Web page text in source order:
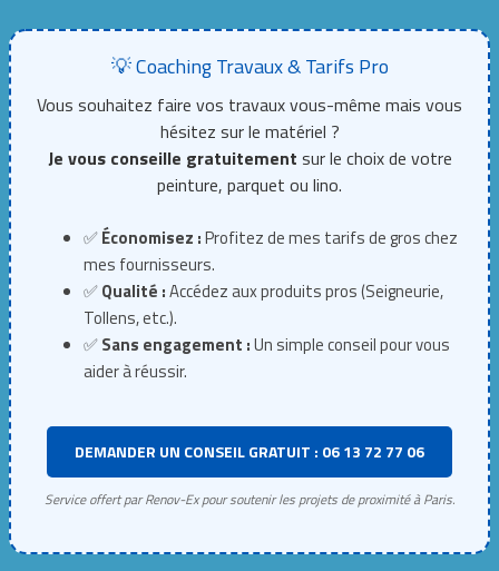
💡 Coaching Travaux & Tarifs Pro
Vous souhaitez faire vos travaux vous-même mais vous
hésitez sur le matériel ?
Je vous conseille gratuitement sur le choix de votre
peinture, parquet ou lino.
✅Économisez :Profitez de mes tarifs de gros chez
mes fournisseurs.
✅Qualité :Accédez aux produits pros (Seigneurie,
Tollens, etc.).
✅Sans engagement :Un simple conseil pour vous
aider à réussir.
DEMANDER UN CONSEIL GRATUIT : 06 13 72 77 06
Service offert par Renov-Ex pour soutenir les projets de proximité à Paris.